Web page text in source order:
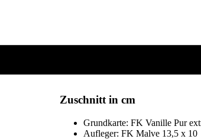
Zuschnitt in cm
Grundkarte: FK Vanille Pur
Aufleger: FK Malve 13,5 x 10